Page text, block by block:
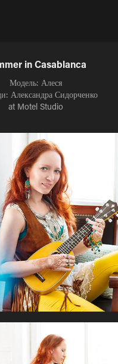
in Casablanca
Модель: Алеся
Александра Сидорченко
at Motel Studio